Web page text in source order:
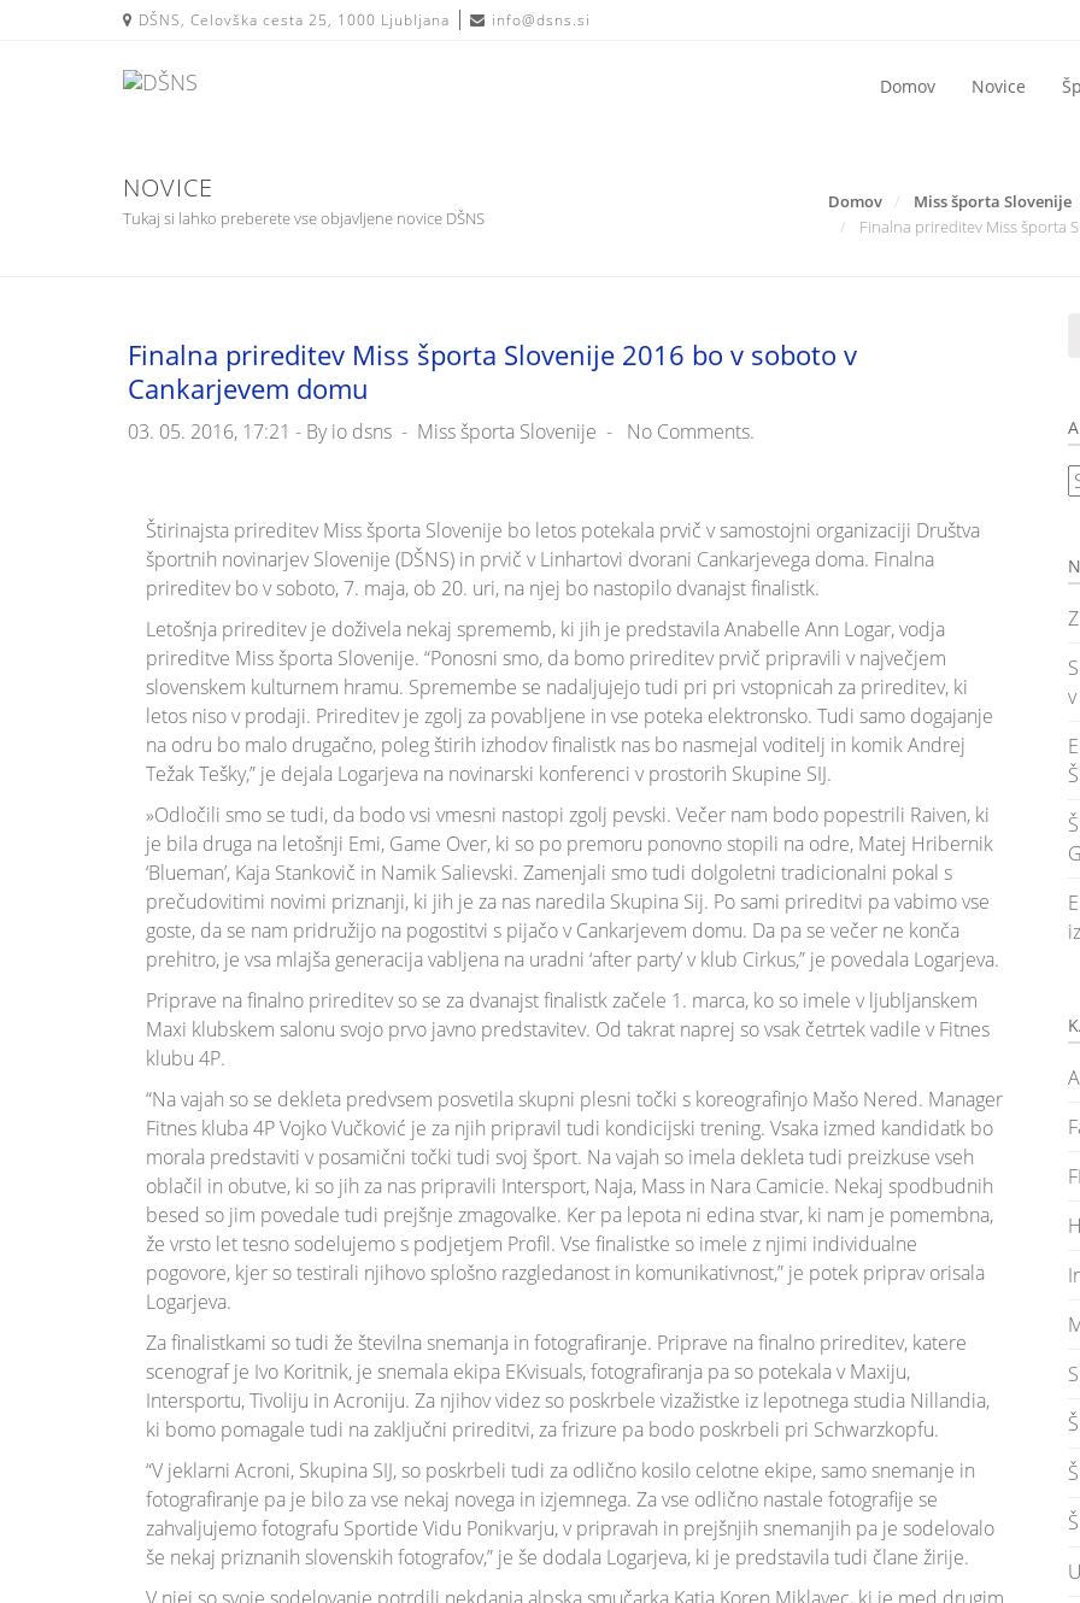
DŠNS, Celovška cesta 25, 1000 Ljubljana info@dsns.si
Domov Novice
NOVICE
Tukaj si lahko preberete vse objavljene novice DŠNS
Domov
Miss športa Slovenije
Finalna prireditev Miss športa
Finalna prireditev Miss športa Slovenije 2016 bo v soboto v
Cankarjevem domu
03. 05. 2016, 17:21 - Byio dsns - Miss športa Slovenije - No Comments.
Štirinajsta prireditev Miss športa Slovenije bo letos potekala prvič v samostojni organizaciji Društva
športnih novinarjev Slovenije (DŠNS) in prvič v Linhartovi dvorani Cankarjevega doma. Finalna
prireditev bo v soboto, 7. maja, ob 20. uri, na njej bo nastopilo dvanajst finalistk.
Letošnja prireditev je doživela nekaj sprememb, ki jih je predstavila Anabelle Ann Logar, vodja
prireditve Miss športa Slovenije. “Ponosni smo, da bomo prireditev prvič pripravili v največjem
slovenskem kulturnem hramu. Spremembe se nadaljujejo tudi pri pri vstopnicah za prireditev, ki
letos niso v prodaji. Prireditev je zgolj za povabljene in vse poteka elektronsko. Tudi samo dogajanje
na odru bo malo drugačno, poleg štirih izhodov finalistk nas bo nasmejal voditelj in komik Andrej
Težak Tešky,” je dejala Logarjeva na novinarski konferenci v prostorih Skupine SIJ.
»Odločili smo se tudi, da bodo vsi vmesni nastopi zgolj pevski. Večer nam bodo popestrili Raiven, ki
je bila druga na letošnji Emi, Game Over, ki so po premoru ponovno stopili na odre, Matej Hribernik
‘Blueman’, Kaja Stankovič in Namik Salievski. Zamenjali smo tudi dolgoletni tradicionalni pokal s
prečudovitimi novimi priznanji, ki jih je za nas naredila Skupina Sij. Po sami prireditvi pa vabimo vse
goste, da se nam pridružijo na pogostitvi s pijačo v Cankarjevem domu. Da pa se večer ne konča
prehitro, je vsa mlajša generacija vabljena na uradni ‘after party’ v klub Cirkus,” je povedala Logarjeva.
Priprave na finalno prireditev so se za dvanajst finalistk začele 1. marca, ko so imele v ljubljanskem
Maxi klubskem salonu svojo prvo javno predstavitev. Od takrat naprej so vsak četrtek vadile v Fitnes
klubu 4P.
“Na vajah so se dekleta predvsem posvetila skupni plesni točki s koreografinjo Mašo Nered. Manager
Fitnes kluba 4P Vojko Vučković je za njih pripravil tudi kondicijski trening. Vsaka izmed kandidatk bo
morala predstaviti v posamični točki tudi svoj šport. Na vajah so imela dekleta tudi preizkuse vseh
oblačil in obutve, ki so jih za nas pripravili Intersport, Naja, Mass in Nara Camicie. Nekaj spodbudnih
besed so jim povedale tudi prejšnje zmagovalke. Ker pa lepota ni edina stvar, ki nam je pomembna,
že vrsto let tesno sodelujemo s podjetjem Profil. Vse finalistke so imele z njimi individualne
pogovore, kjer so testirali njihovo splošno razgledanost in komunikativnost,” je potek priprav orisala
Logarjeva.
Za finalistkami so tudi že številna snemanja in fotografiranje. Priprave na finalno prireditev, katere
scenograf je Ivo Koritnik, je snemala ekipa EKvisuals, fotografiranja pa so potekala v Maxiju,
Intersportu, Tivoliju in Acroniju. Za njihov videz so poskrbele vizažistke iz lepotnega studia Nillandia,
ki bomo pomagale tudi na zaključni prireditvi, za frizure pa bodo poskrbeli pri Schwarzkopfu.
“V jeklarni Acroni, Skupina SIJ, so poskrbeli tudi za odlično kosilo celotne ekipe, samo snemanje in
fotografiranje pa je bilo za vse nekaj novega in izjemnega. Za vse odlično nastale fotografije se
zahvaljujemo fotografu Sportide Vidu Ponikvarju, v pripravah in prejšnjih snemanjih pa je sodelovalo
še nekaj priznanih slovenskih fotografov,” je še dodala Logarjeva, ki je predstavila tudi člane žirije.